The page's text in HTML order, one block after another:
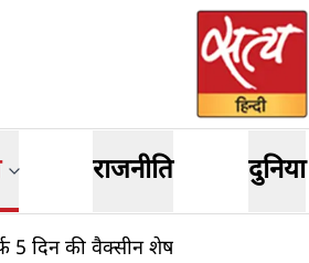
राजनीति दुनिया
5 दिन की वैक्सीन शेष